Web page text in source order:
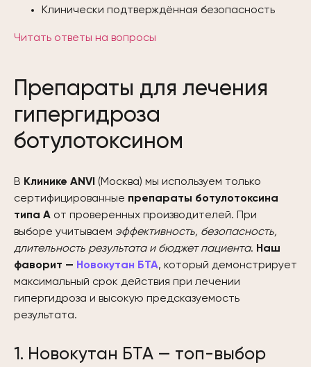
Клинически подтверждённая безопасность
Читать ответы на вопросы
Препараты для лечения
гипергидроза
ботулотоксином
В Клинике ANVI (Москва) мы используем только
сертифицированные препараты ботулотоксина
типа А от проверенных производителей. При
выборе учитываем эффективность, безопасность,
длительность результата и бюджет пациента. Наш
фаворит — Новокутан БТА, который демонстрирует
максимальный срок действия при лечении
гипергидроза и высокую предсказуемость
результата.
1. Новокутан БТА — топ-выбор